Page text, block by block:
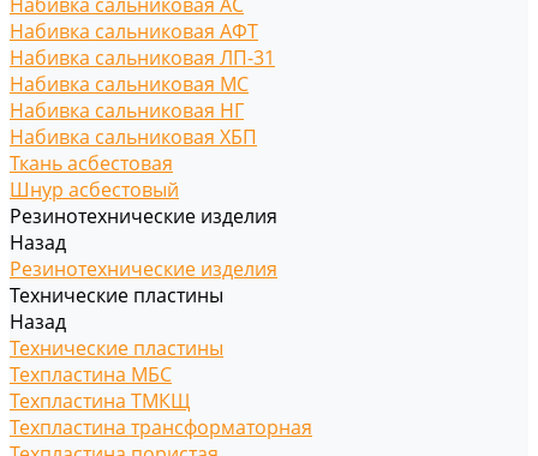
Набивка сальниковая АФТ
Набивка сальниковая ЛП-31
Набивка сальниковая МС
Набивка сальниковая НГ
Набивка сальниковая ХБП
Ткань асбестовая
Шнур асбестовый
Резинотехнические изделия
Назад
Резинотехнические изделия
Технические пластины
Назад
Технические пластины
Техпластина МБС
Техпластина ТМКЩ
Техпластина трансформаторная